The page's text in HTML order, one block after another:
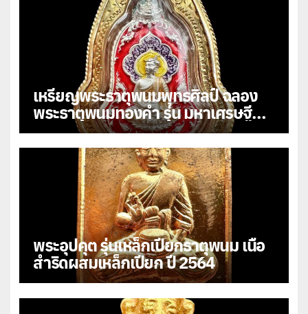
เหรียญพระธาตุพนมพุทธศิลป์ ฉลอง
พระธาตุพนมทองคำ รุ่น มหาเศรษฐี
108
พระอุปคุต รุ่นเหล็กเปียกธาตุพนม เนื้อ
สำริดผสมเหล็กเปียก ปี 2564